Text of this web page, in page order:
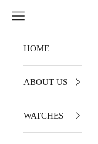
Navigation menu
HOME
ABOUT US
WATCHES